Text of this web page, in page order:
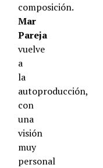
composición.
Mar
Pareja
vuelve
a
la
autoproducción,
con
una
visión
muy
personal